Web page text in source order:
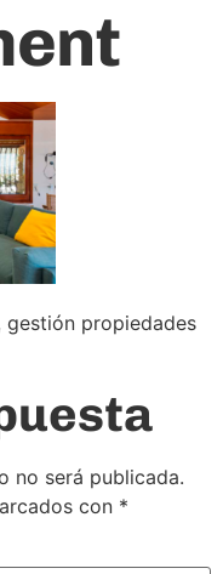
gestión propiedades
no será publicada.
con *